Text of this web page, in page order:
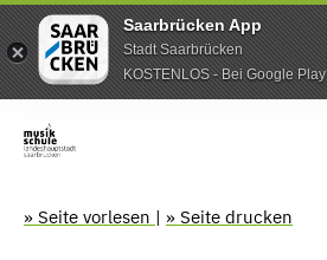
Saarbrücken App
Stadt Saarbrücken
KOSTENLOS - Bei Google Play
» Seite vorlesen | » Seite drucken